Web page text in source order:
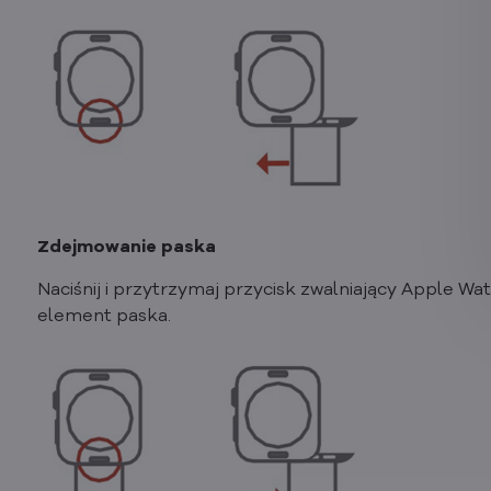
Zdejmowanie paska
Naciśnij i przytrzymaj przycisk zwalniający Apple
element paska.